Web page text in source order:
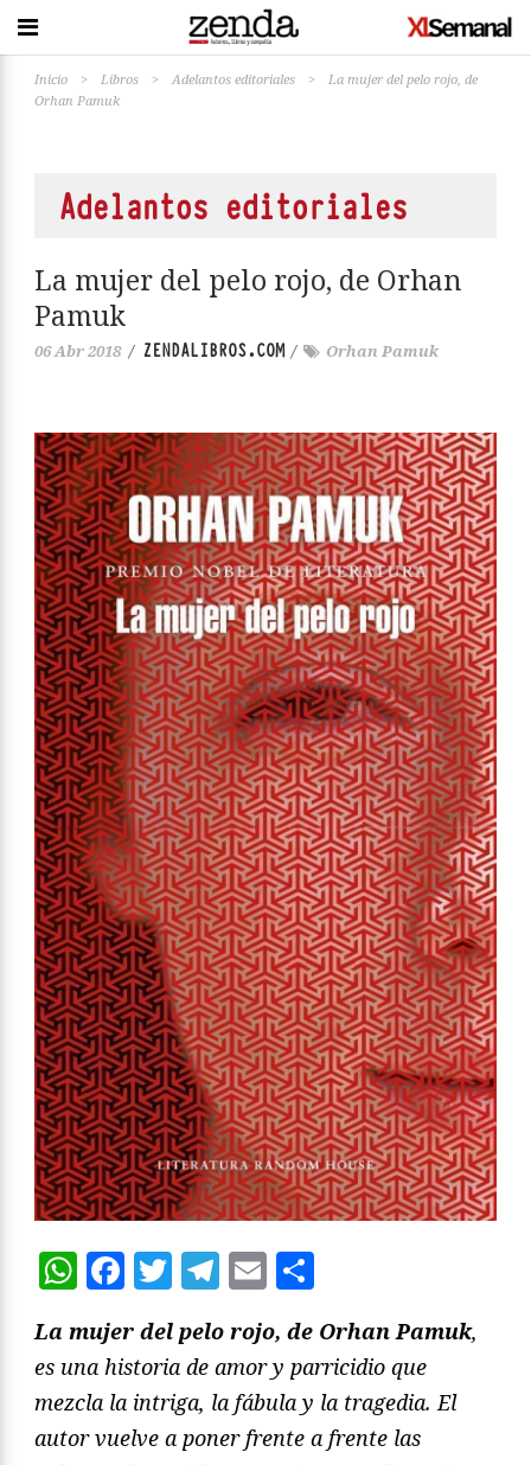
Inicio > Libros > Adelantos editoriales >
La mujer del pelo rojo, de
Orhan Pamuk
Adelantos editoriales
La mujer del pelo rojo, de Orhan
Pamuk
06 Abr 2018 / ZENDALIBROS.COM/ Orhan Pamuk
WhatsApp
Facebook
Twitter
Telegram
Email
La mujer del pelo rojo, de Orhan Pamuk,
es una historia de amor y parricidio que
mezcla la intriga, la fábula y la tragedia. El
autor vuelve a poner frente a frente las